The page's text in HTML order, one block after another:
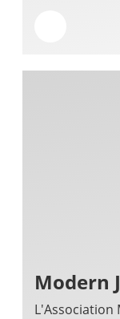
Modern
L'Association